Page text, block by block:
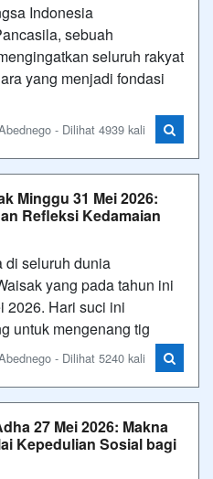
Indonesia
sebuah
seluruh rakyat
yang menjadi fondasi
- Dilihat 4939 kali
Minggu 31 Mei 2026:
Refleksi Kedamaian
di seluruh dunia
yang pada tahun ini
2026. Hari suci ini
untuk mengenang tig
- Dilihat 5240 kali
27 Mei 2026: Makna
Kepedulian Sosial bagi